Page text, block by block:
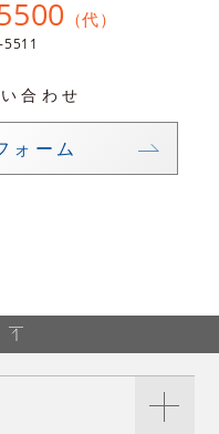
（代）
合わせ
ォーム